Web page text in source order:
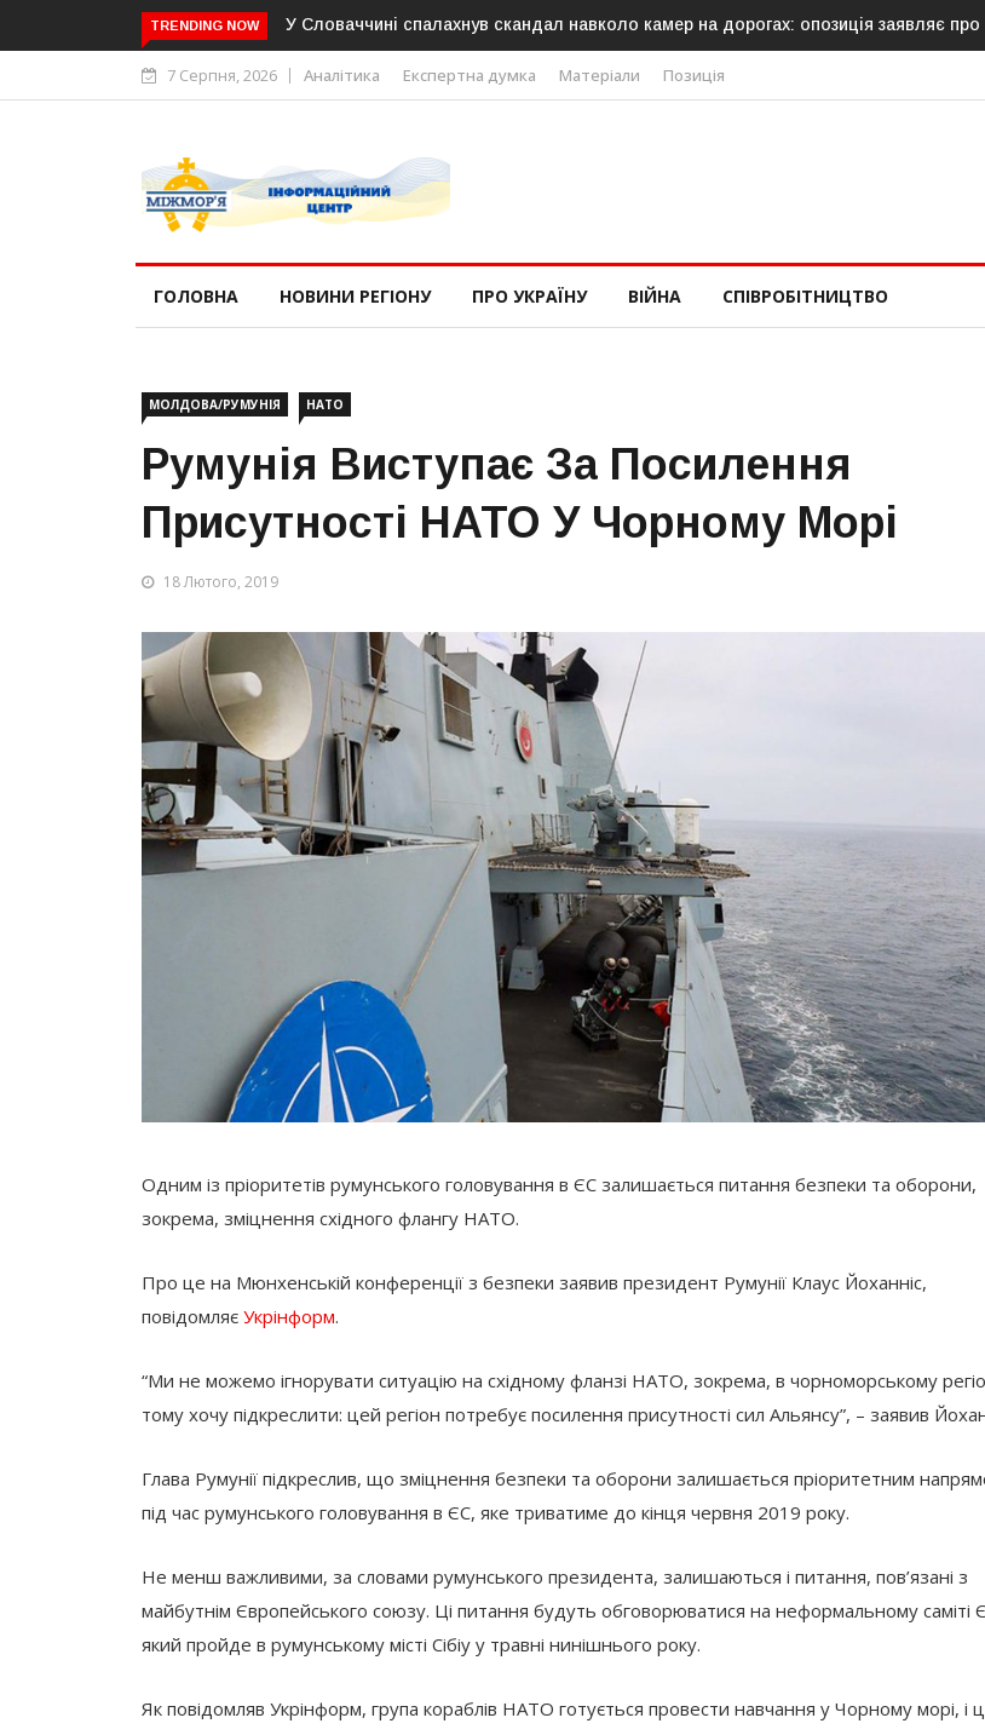
TRENDING NOW У Словаччині спалахнув скандал навколо камер на дорогах: опозиція заявляє
7 Серпня, 2026 Аналітика Експертна думка Матеріали Позиція
ГОЛОВНА НОВИНИ РЕГІОНУ ПРО УКРАЇНУ ВІЙНА СПІВРОБІТНИЦТВО
МОЛДОВА/РУМУНІЯ НАТО
Румунія Виступає За Посилення
Присутності НАТО У Чорному Морі
18 Лютого, 2019
Одним із пріоритетів румунського головування в ЄС залишається питання безпеки та оборони,
зокрема, зміцнення східного флангу НАТО.
Про це на Мюнхенській конференції з безпеки заявив президент Румунії Клаус Йоханніс,
повідомляє Укрінформ.
“Ми не можемо ігнорувати ситуацію на східному фланзі НАТО, зокрема, в чорноморському
тому хочу підкреслити: цей регіон потребує посилення присутності сил Альянсу”, – заявив
Глава Румунії підкреслив, що зміцнення безпеки та оборони залишається пріоритетним
під час румунського головування в ЄС, яке триватиме до кінця червня 2019 року.
Не менш важливими, за словами румунського президента, залишаються і питання, пов’язані з
майбутнім Європейського союзу. Ці питання будуть обговорюватися на неформальному саміті
який пройде в румунському місті Сібіу у травні нинішнього року.
Як повідомляв Укрінформ, група кораблів НАТО готується провести навчання у Чорному морі, і